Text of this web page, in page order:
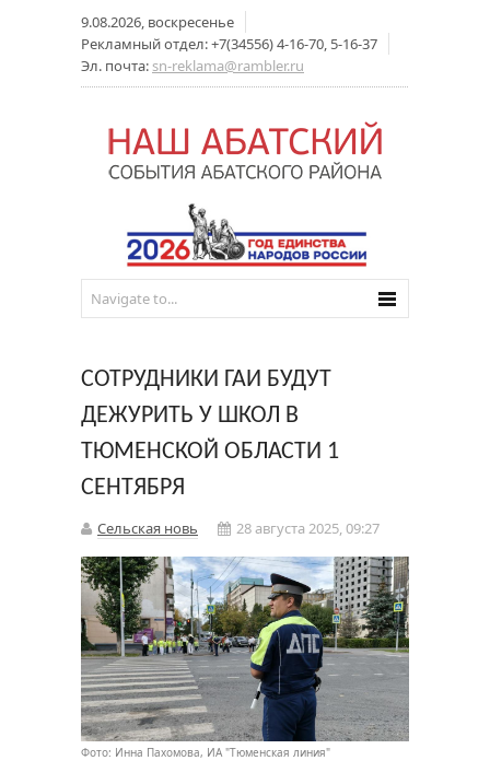
9.08.2026, воскресенье
Рекламный отдел: +7(34556) 4-16-70, 5-16-37
Эл. почта: sn-reklama@rambler.ru
СОТРУДНИКИ ГАИ БУДУТ
ДЕЖУРИТЬ У ШКОЛ В
ТЮМЕНСКОЙ ОБЛАСТИ 1
СЕНТЯБРЯ
Сельская новь 28 августа 2025, 09:27
Фото: Инна Пахомова, ИА "Тюменская линия"